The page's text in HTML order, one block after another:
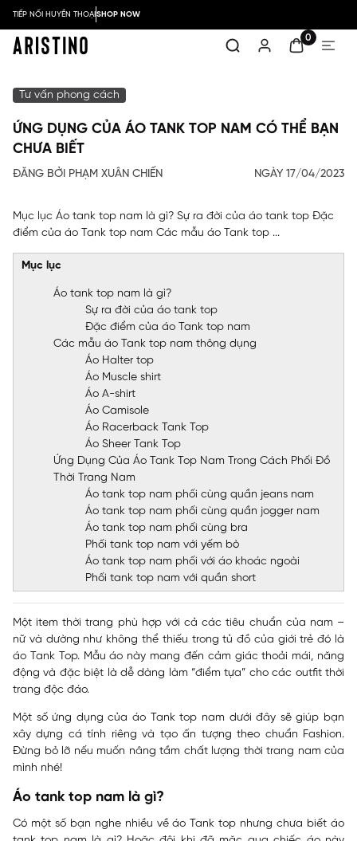
TIẾP NỐI HUYỀN THOẠISHOP NOW
0
Tư vấn phong cách
ỨNG DỤNG CỦA ÁO TANK TOP NAM CÓ THỂ BẠN
CHƯA BIẾT
ĐĂNG BỞI PHẠM XUÂN CHIẾN NGÀY 17/04/2023
Mục lục Áo tank top nam là gì? Sự ra đời của áo tank top Đặc
điểm của áo Tank top nam Các mẫu áo Tank top ...
Mục lục
Áo tank top nam là gì?
Sự ra đời của áo tank top
Đặc điểm của áo Tank top nam
Các mẫu áo Tank top nam thông dụng
Áo Halter top
Áo Muscle shirt
Áo A-shirt
Áo Camisole
Áo Racerback Tank Top
Áo Sheer Tank Top
Ứng Dụng Của Áo Tank Top Nam Trong Cách Phối Đồ
Thời Trang Nam
Áo tank top nam phối cùng quần jeans nam
Áo tank top nam phối cùng quần jogger nam
Áo tank top nam phối cùng bra
Phối tank top nam với yếm bò
Áo tank top nam phối với áo khoác ngoài
Phối tank top nam với quần short
Một item thời trang phù hợp với cả các tiêu chuẩn của nam –
nữ và dường như không thể thiếu trong tủ đồ của giới trẻ đó là
áo Tank Top. Mẫu áo này mang đến cảm giác thoải mái, năng
động và đặc biệt là dễ dàng làm “điểm tựa” cho các outfit thời
trang độc đáo.
Một số ứng dụng của áo Tank top nam dưới đây sẽ giúp bạn
xây dựng cá tính riêng và tạo ấn tượng theo chuẩn Fashion.
Đừng bỏ lỡ nếu muốn nâng tầm chất lượng thời trang nam của
mình nhé!
Áo tank top nam là gì?
Có một số bạn nghe nhiều về áo Tank top nhưng chưa biết áo